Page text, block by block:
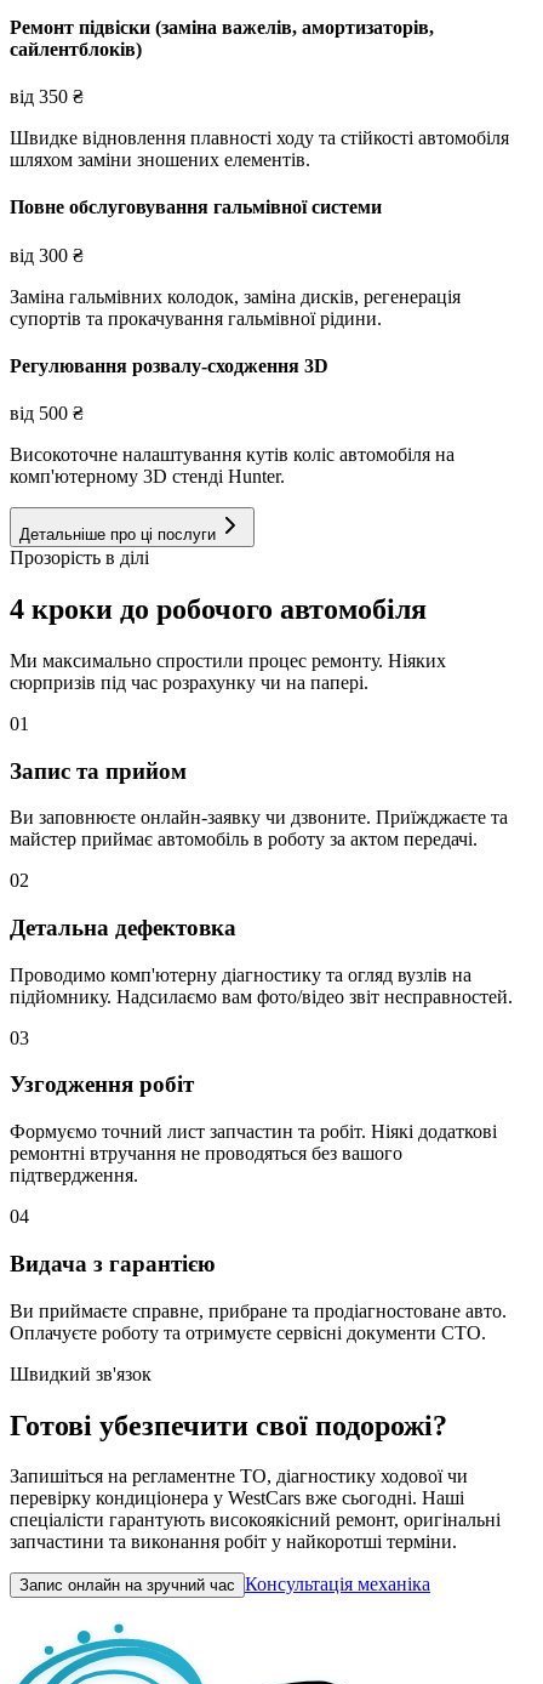
Ремонт підвіски (заміна важелів, амортизаторів,
сайлентблоків)
від 350 ₴
Швидке відновлення плавності ходу та стійкості автомобіля
шляхом заміни зношених елементів.
Повне обслуговування гальмівної системи
від 300 ₴
Заміна гальмівних колодок, заміна дисків, регенерація
супортів та прокачування гальмівної рідини.
Регулювання розвалу-сходження 3D
від 500 ₴
Високоточне налаштування кутів коліс автомобіля на
комп'ютерному 3D стенді Hunter.
Детальніше про ці послуги
Прозорість в ділі
4 кроки до робочого автомобіля
Ми максимально спростили процес ремонту. Ніяких
сюрпризів під час розрахунку чи на папері.
01
Запис та прийом
Ви заповнюєте онлайн-заявку чи дзвоните. Приїжджаєте та
майстер приймає автомобіль в роботу за актом передачі.
02
Детальна дефектовка
Проводимо комп'ютерну діагностику та огляд вузлів на
підйомнику. Надсилаємо вам фото/відео звіт несправностей.
03
Узгодження робіт
Формуємо точний лист запчастин та робіт. Ніякі додаткові
ремонтні втручання не проводяться без вашого
підтвердження.
04
Видача з гарантією
Ви приймаєте справне, прибране та продіагностоване авто.
Оплачуєте роботу та отримуєте сервісні документи СТО.
Швидкий зв'язок
Готові убезпечити свої подорожі?
Запишіться на регламентне ТО, діагностику ходової чи
перевірку кондиціонера у WestCars вже сьогодні. Наші
спеціалісти гарантують високоякісний ремонт, оригінальні
запчастини та виконання робіт у найкоротші терміни.
Запис онлайн на зручний час Консультація механіка